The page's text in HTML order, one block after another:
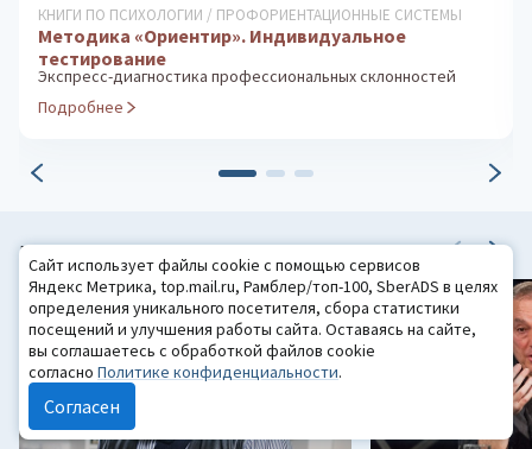
ДИАГНОСТИКА ОСОБЕННОСТЕЙ ЛИЧНОСТИ
Методика «Домики»
Диагностика эмоциональной сферы и прогноз адаптации
ребенка
Подробнее
ПОПУЛЯРНЫЕ ПУБЛИКАЦИИ
Сайт использует файлы cookie с помощью сервисов
Яндекс Метрика, top.mail.ru, Рамблер/топ-100, SberADS в целях
определения уникального посетителя, сбора статистики
посещений и улучшения работы сайта. Оставаясь на сайте,
вы соглашаетесь с обработкой файлов cookie
согласно Политике конфиденциальности.
Согласен